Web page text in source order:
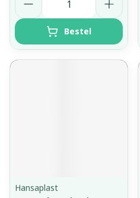
Bestel
Hansaplast